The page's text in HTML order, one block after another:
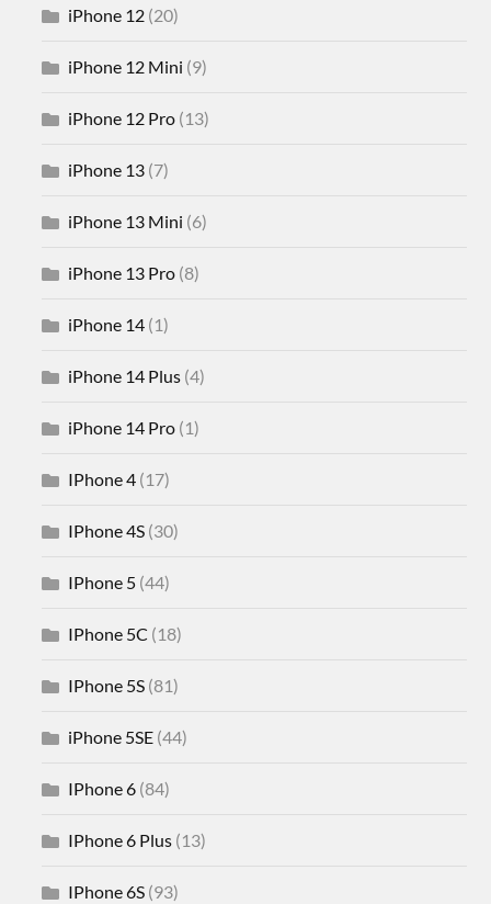
iPhone 12 (20)
iPhone 12 Mini (9)
iPhone 12 Pro (13)
iPhone 13 (7)
iPhone 13 Mini (6)
iPhone 13 Pro (8)
iPhone 14 (1)
iPhone 14 Plus (4)
iPhone 14 Pro (1)
IPhone 4 (17)
IPhone 4S (30)
IPhone 5 (44)
IPhone 5C (18)
IPhone 5S (81)
iPhone 5SE (44)
IPhone 6 (84)
IPhone 6 Plus (13)
IPhone 6S (93)